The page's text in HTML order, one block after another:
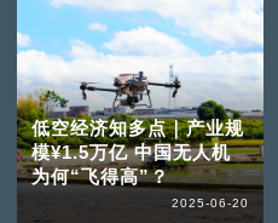
低空经济知多点｜产业规
模¥1.5万亿 中国无人机
为何“飞得高”？
2025-06-20